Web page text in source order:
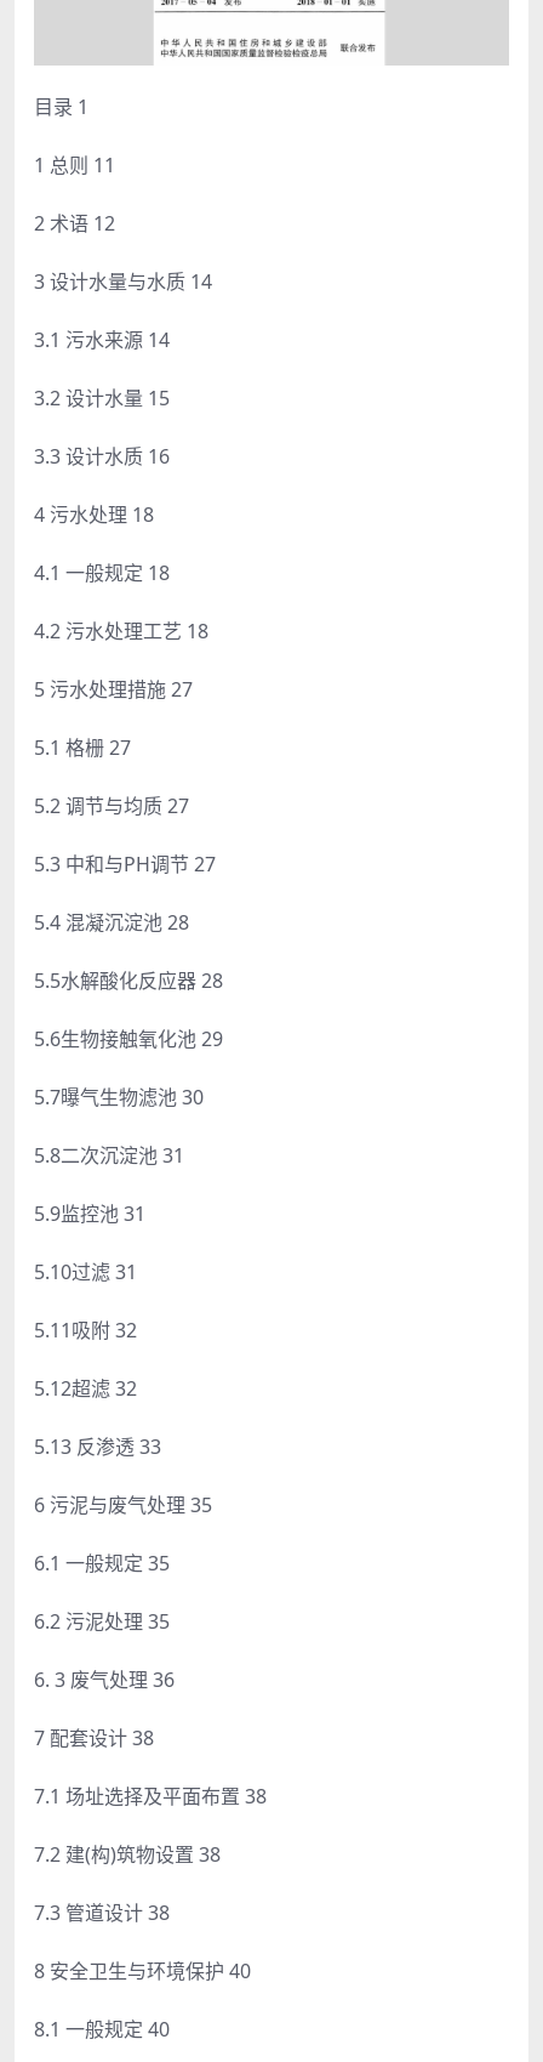
目录 1
1 总则 11
2 术语 12
3 设计水量与水质 14
3.1 污水来源 14
3.2 设计水量 15
3.3 设计水质 16
4 污水处理 18
4.1 一般规定 18
4.2 污水处理工艺 18
5 污水处理措施 27
5.1 格栅 27
5.2 调节与均质 27
5.3 中和与PH调节 27
5.4 混凝沉淀池 28
5.5水解酸化反应器 28
5.6生物接触氧化池 29
5.7曝气生物滤池 30
5.8二次沉淀池 31
5.9监控池 31
5.10过滤 31
5.11吸附 32
5.12超滤 32
5.13 反渗透 33
6 污泥与废气处理 35
6.1 一般规定 35
6.2 污泥处理 35
6. 3 废气处理 36
7 配套设计 38
7.1 场址选择及平面布置 38
7.2 建(构)筑物设置 38
7.3 管道设计 38
8 安全卫生与环境保护 40
8.1 一般规定 40